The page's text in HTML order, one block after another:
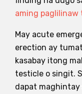
aming paglilinaw
May acute
erection ay
kasabay itong
testicle o singit.
dapat